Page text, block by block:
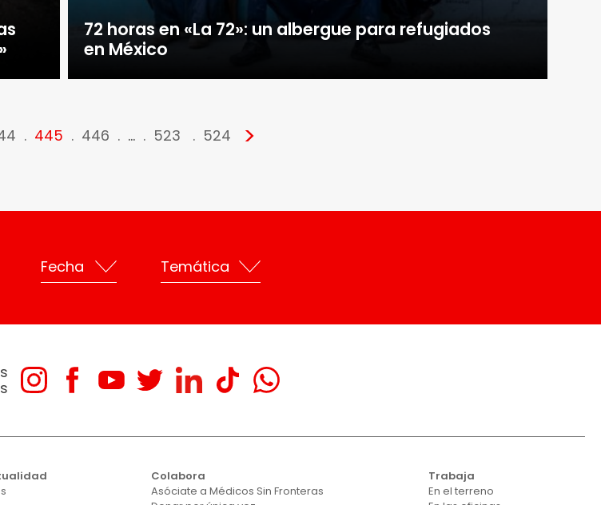
72 horas en «La 72»: un albergue para refugiados
en México
445 446 … 523 524 >
Colabora
Asóciate a Médicos Sin Fronteras
Trabaja
En el terreno